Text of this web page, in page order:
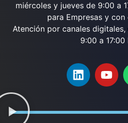
miércoles y jueves de 9:00 a
para Empresas y
Atención por canales
9:00 a 17:00